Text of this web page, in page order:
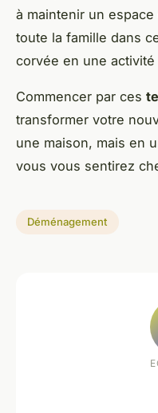
à maintenir un
toute la famille dans
corvée en une activité
Commencer par ces
transformer votre
une maison, mais en
vous vous sentirez
Déménagement